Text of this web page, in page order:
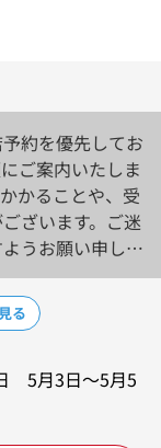
約を優先してお
ご案内いたしま
かることや、受
ざいます。ご迷
うお願い申し上
り、国内航空券
ます。国内航空
、お客様専用駐
る
5月3日～5月5